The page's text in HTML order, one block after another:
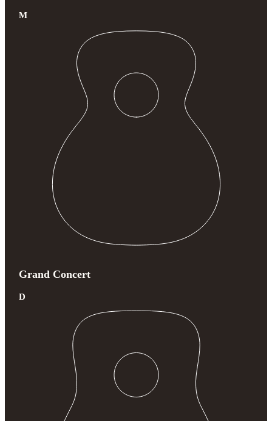
M
Grand Concert
D